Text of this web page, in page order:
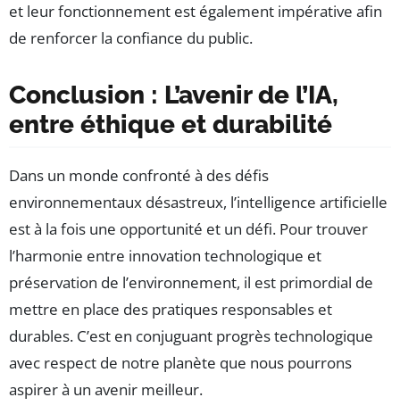
et leur fonctionnement est également impérative afin
de renforcer la confiance du public.
Conclusion : L’avenir de l’IA,
entre éthique et durabilité
Dans un monde confronté à des défis
environnementaux désastreux, l’intelligence artificielle
est à la fois une opportunité et un défi. Pour trouver
l’harmonie entre innovation technologique et
préservation de l’environnement, il est primordial de
mettre en place des pratiques responsables et
durables. C’est en conjuguant progrès technologique
avec respect de notre planète que nous pourrons
aspirer à un avenir meilleur.